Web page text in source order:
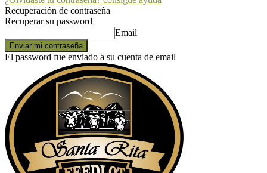
Recuperación de contraseña
Recuperar su password
Email
El password fue enviado a su cuenta de email